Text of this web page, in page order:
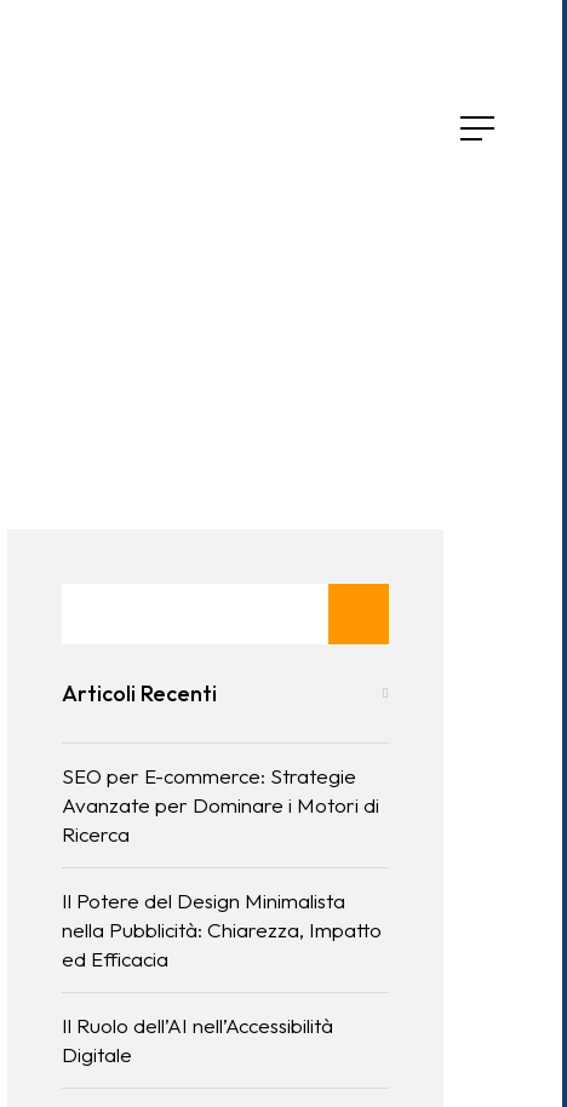
Articoli Recenti
SEO per E-commerce: Strategie
Avanzate per Dominare i Motori di
Ricerca
Il Potere del Design Minimalista
nella Pubblicità: Chiarezza, Impatto
ed Efficacia
Il Ruolo dell’AI nell’Accessibilità
Digitale